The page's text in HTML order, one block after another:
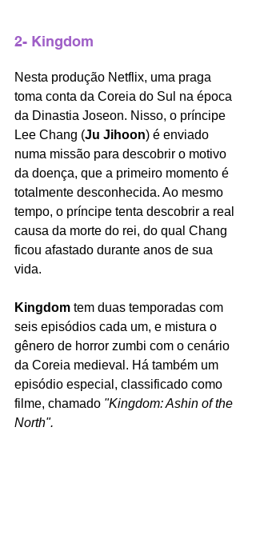
2- Kingdom
Nesta produção Netflix, uma praga
toma conta da Coreia do Sul na época
da Dinastia Joseon. Nisso, o príncipe
Lee Chang (Ju Jihoon) é enviado
numa missão para descobrir o motivo
da doença, que a primeiro momento é
totalmente desconhecida. Ao mesmo
tempo, o príncipe tenta descobrir a real
causa da morte do rei, do qual Chang
ficou afastado durante anos de sua
vida.
Kingdom tem duas temporadas com
seis episódios cada um, e mistura o
gênero de horror zumbi com o cenário
da Coreia medieval. Há também um
episódio especial, classificado como
filme, chamado "Kingdom: Ashin of the
North".